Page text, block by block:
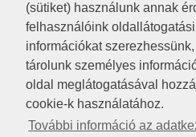
(sütiket) használunk annak
felhasználóink
információkat
tárolunk személyes
oldal meglátogatásával
cookie-k használatához.
További információ az
A HONLAP 2017.03.31-I ÁLLAPOTA
JOGI NYILATKOZAT
IMPRESSZUM